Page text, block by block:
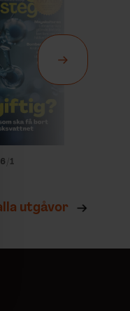
1
utgåvor